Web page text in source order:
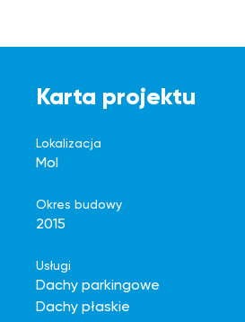
Karta projektu
Lokalizacja
Mol
Okres budowy
2015
Usługi
Dachy parkingowe
Dachy płaskie